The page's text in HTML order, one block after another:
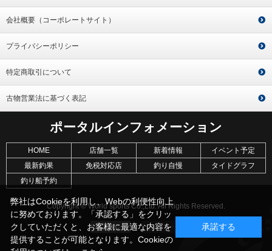
会社概要（コーポレートサイト）
プライバシーポリシー
特定商取引について
古物営業法に基づく表記
ポータルインフォメーション
HOME 店舗一覧 新着情報
イベント予定
最新釣果
免税対応店 釣り自慢
タイドグラフ
釣り船予約
Copyright © World sports Co.,Ltd. All Rights Reserved.
弊社はCookieを利用し、Webの利便性向上
に努めております。「承認する」をクリッ
クしていただくと、お客様に最適な内容を
提供することが可能となります。Cookieの
承諾する